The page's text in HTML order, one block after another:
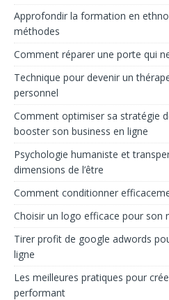
Approfondir la formation en
méthodes
Comment réparer une porte qui
Technique pour devenir un
personnel
Comment optimiser sa stratégie
booster son business en ligne
Psychologie humaniste et
dimensions de l’être
Comment conditionner
Choisir un logo efficace pour son
Tirer profit de google adwords
ligne
Les meilleures pratiques pour
performant